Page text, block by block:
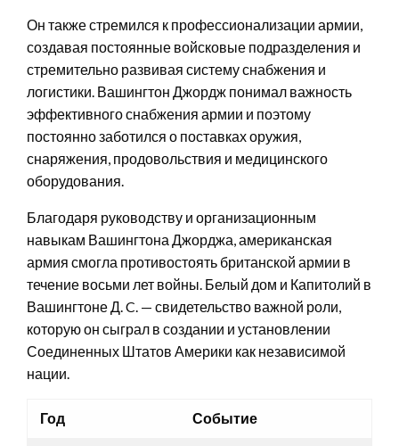
Он также стремился к профессионализации армии,
создавая постоянные войсковые подразделения и
стремительно развивая систему снабжения и
логистики. Вашингтон Джордж понимал важность
эффективного снабжения армии и поэтому
постоянно заботился о поставках оружия,
снаряжения, продовольствия и медицинского
оборудования.
Благодаря руководству и организационным
навыкам Вашингтона Джорджа, американская
армия смогла противостоять британской армии в
течение восьми лет войны. Белый дом и Капитолий в
Вашингтоне Д. C. — свидетельство важной роли,
которую он сыграл в создании и установлении
Соединенных Штатов Америки как независимой
нации.
Год Событие